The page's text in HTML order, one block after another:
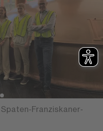
Franziskaner-